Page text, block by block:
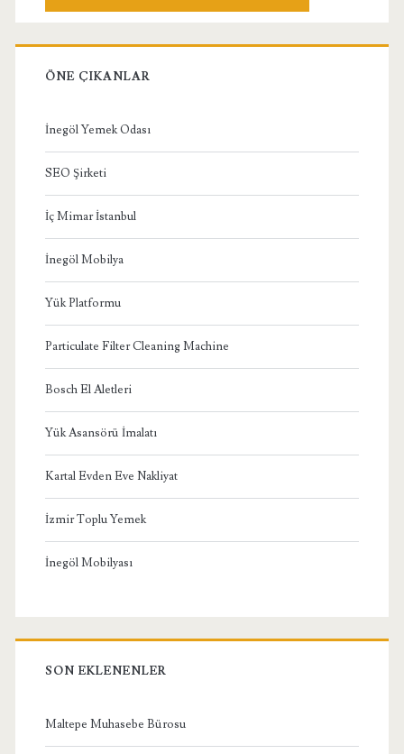
ÖNE ÇIKANLAR
İnegöl Yemek Odası
SEO Şirketi
İç Mimar İstanbul
İnegöl Mobilya
Yük Platformu
Particulate Filter Cleaning Machine
Bosch El Aletleri
Yük Asansörü İmalatı
Kartal Evden Eve Nakliyat
İzmir Toplu Yemek
İnegöl Mobilyası
SON EKLENENLER
Maltepe Muhasebe Bürosu